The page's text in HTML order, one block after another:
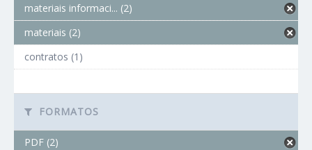
materiais informaci... (2)
materiais (2)
contratos (1)
FORMATOS
PDF (2)